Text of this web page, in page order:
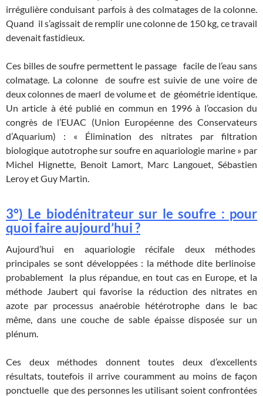
irrégulière conduisant parfois à des colmatages de la colonne.
Quand il s’agissait de remplir une colonne de 150 kg, ce travail
devenait fastidieux.
Ces billes de soufre permettent le passage facile de l’eau sans
colmatage. La colonne de soufre est suivie de une voire de
deux colonnes de maerl de volume et de géométrie identique.
Un article à été publié en commun en 1996 à l’occasion du
congrès de l’EUAC (Union Européenne des Conservateurs
d’Aquarium) : « Élimination des nitrates par filtration
biologique autotrophe sur soufre en aquariologie marine » par
Michel Hignette, Benoit Lamort, Marc Langouet, Sébastien
Leroy et Guy Martin.
3°) Le biodénitrateur sur le soufre : pour
quoi faire aujourd’hui ?
Aujourd’hui en aquariologie récifale deux méthodes
principales se sont développées : la méthode dite berlinoise
probablement la plus répandue, en tout cas en Europe, et la
méthode Jaubert qui favorise la réduction des nitrates en
azote par processus anaérobie hétérotrophe dans le bac
même, dans une couche de sable épaisse disposée sur un
plénum.
Ces deux méthodes donnent toutes deux d’excellents
résultats, toutefois il arrive couramment au moins de façon
ponctuelle que des personnes les utilisant soient confrontées